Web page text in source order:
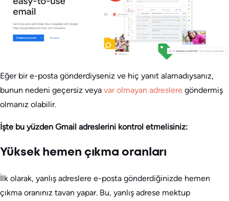
Eğer bir e-posta gönderdiyseniz ve hiç yanıt alamadıysanız,
bunun nedeni geçersiz veya var olmayan adreslere göndermiş
olmanız olabilir.
İşte bu yüzden Gmail adreslerini kontrol etmelisiniz:
Yüksek hemen çıkma oranları
İlk olarak, yanlış adreslere e-posta gönderdiğinizde hemen
çıkma oranınız tavan yapar. Bu, yanlış adrese mektup